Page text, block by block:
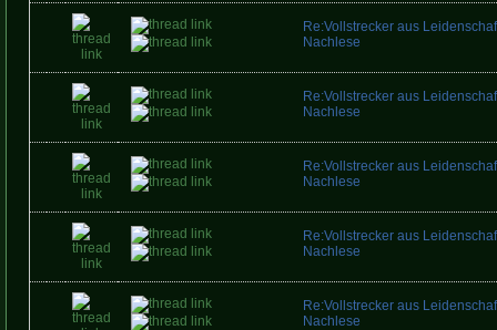
Re:Vollstrecker aus
Nachlese
Re:Vollstrecker aus
Nachlese
Re:Vollstrecker aus
Nachlese
Re:Vollstrecker aus
Nachlese
Re:Vollstrecker aus
Nachlese